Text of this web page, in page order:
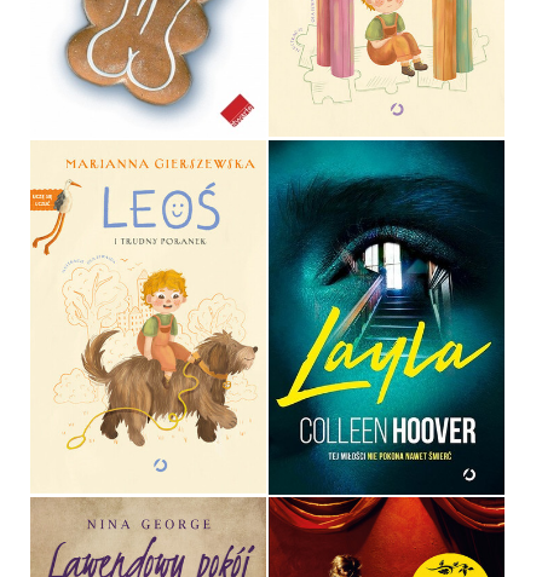
OPRAWA MIĘKKA
32,00 ZŁ
OPRAWA TWARDA
49,99 ZŁ
LEOŚ I TRUDNY PORANEK
MARIANNA GIERSZEWSKA
OPRAWA TWARDA
49,99 ZŁ
LAYLA
COLLEEN HOOVER
OPRAWA MIĘKKA ZE SKRZYDEŁKAMI
44,99 ZŁ